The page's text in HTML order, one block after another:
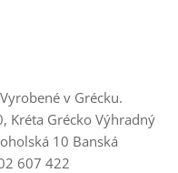
v Grécku.
Kréta Grécko Výhradný
10 Banská
607 422